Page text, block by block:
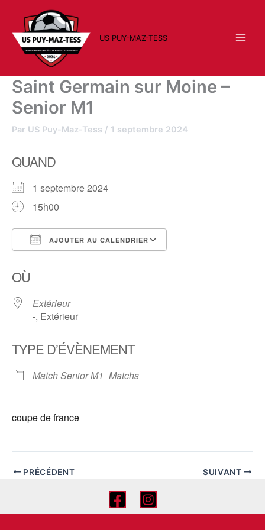
contenu
US PUY-MAZ-TESS
Saint Germain sur Moine –
Senior M1
Par US Puy-Maz-Tess / 1 septembre 2024
QUAND
1 septembre 2024
15h00
AJOUTER AU CALENDRIER
OÙ
Extérieur
-, Extérieur
TYPE D’ÉVÈNEMENT
Match Senior M1 Matchs
coupe de france
PRÉCÉDENT SUIVANT